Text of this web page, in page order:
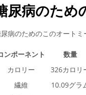
尿病のため
病のためのこのオートミ
ンポーネント
数量
カロリー
326カロリ
繊維
10.09グラ